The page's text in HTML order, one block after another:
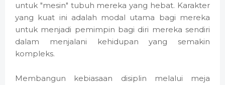
untuk "mesin" tubuh mereka yang hebat. Karakter
yang kuat ini adalah modal utama bagi mereka
untuk menjadi pemimpin bagi diri mereka sendiri
dalam menjalani kehidupan yang semakin
kompleks.
Membangun kebiasaan disiplin melalui meja